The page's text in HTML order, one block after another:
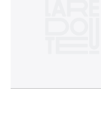
confection) : Chine